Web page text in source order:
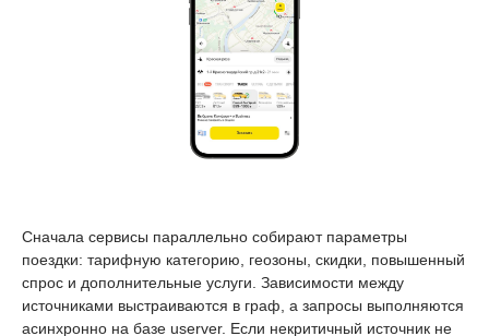
Сначала сервисы параллельно собирают параметры
поездки: тарифную категорию, геозоны, скидки, повышенный
спрос и дополнительные услуги. Зависимости между
источниками выстраиваются в граф, а запросы выполняются
асинхронно на базе userver. Если некритичный источник не